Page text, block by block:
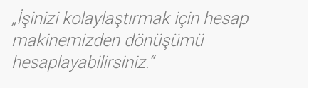
İşinizi kolaylaştırmak için hesap
makinemizden dönüşümü
hesaplayabilirsiniz.